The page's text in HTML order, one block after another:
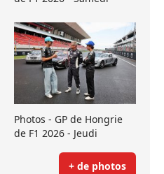
Photos - GP de Hongrie
de F1 2026 - Jeudi
+ de photos